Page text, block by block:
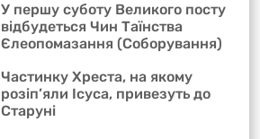
У першу суботу Великого посту
відбудеться Чин Таїнства
Єлеопомазання (Соборування)
Частинку Хреста, на якому
розіп’яли Ісуса, привезуть до
Старуні